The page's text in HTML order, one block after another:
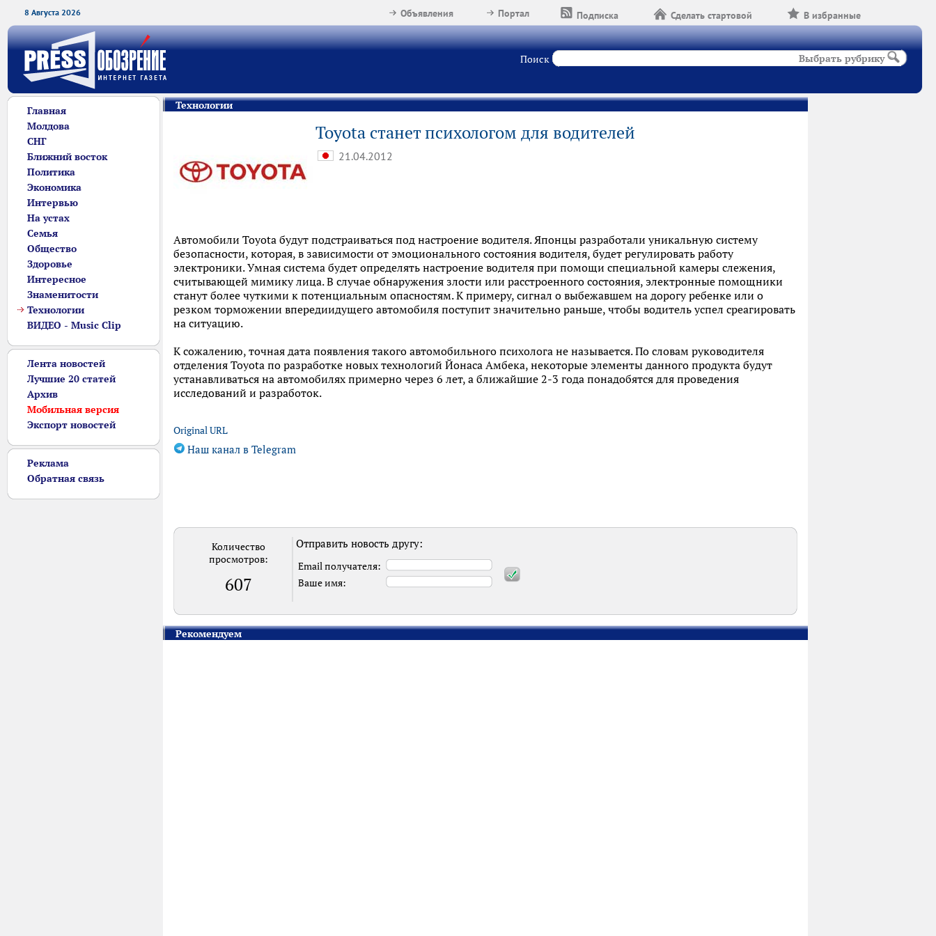
8 Августа 2026 В избранные
Сделать стартовой
Подписка
Портал
Объявления
Поиск Выбрать рубрику
Главная
Молдова
СНГ
Ближний восток
Политика
Экономика
Интервью
На устах
Семья
Общество
Здоровье
Интересное
Знаменитости
Технологии
ВИДЕО - Music Clip
Лента новостей
Лучшие 20 статей
Архив
Мобильная версия
Экспорт новостей
Реклама
Обратная связь
Технологии
Toyota станет психологом для водителей
21.04.2012
Автомобили Toyota будут подстраиваться под настроение водителя. Японцы разработали уникальную систему
безопасности, которая, в зависимости от эмоционального состояния водителя, будет регулировать работу
электроники. Умная система будет определять настроение водителя при помощи специальной камеры слежения,
считывающей мимику лица. В случае обнаружения злости или расстроенного состояния, электронные помощники
станут более чуткими к потенциальным опасностям. К примеру, сигнал о выбежавшем на дорогу ребенке или о
резком торможении впередиидущего автомобиля поступит значительно раньше, чтобы водитель успел среагировать
на ситуацию.
К сожалению, точная дата появления такого автомобильного психолога не называется. По словам руководителя
отделения Toyota по разработке новых технологий Йонаса Амбека, некоторые элементы данного продукта будут
устанавливаться на автомобилях примерно через 6 лет, а ближайшие 2-3 года понадобятся для проведения
исследований и разработок.
Original URL
Наш канал в Telegram
Количество
просмотров:
607
Отправить новость другу:
Email получателя:
Ваше имя:
Рекомендуем